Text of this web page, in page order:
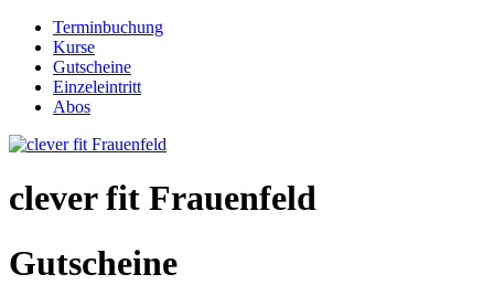
Terminbuchung
Kurse
Gutscheine
Einzeleintritt
Abos
clever fit Frauenfeld
Gutscheine